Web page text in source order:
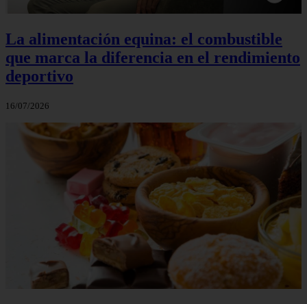
La alimentación equina: el combustible
que marca la diferencia en el rendimiento
deportivo
16/07/2026